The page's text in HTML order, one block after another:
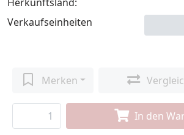
Verkaufseinheiten
Merken
In den